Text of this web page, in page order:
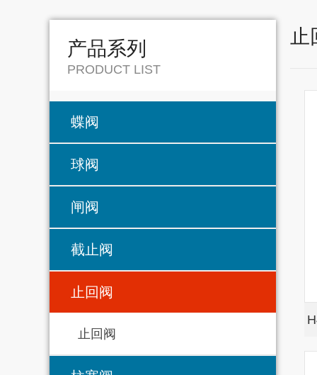
产品系列
PRODUCT LIST
蝶阀
球阀
闸阀
截止阀
止回阀
止回阀
止